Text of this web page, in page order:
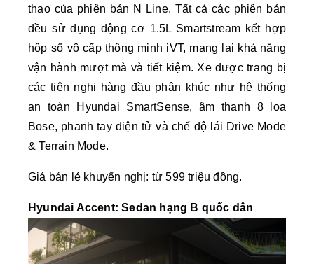
thao của phiên bản N Line. Tất cả các phiên bản
đều sử dụng động cơ 1.5L Smartstream kết hợp
hộp số vô cấp thông minh iVT, mang lại khả năng
vận hành mượt mà và tiết kiệm. Xe được trang bị
các tiện nghi hàng đầu phân khúc như hệ thống
an toàn Hyundai SmartSense, âm thanh 8 loa
Bose, phanh tay điện tử và chế độ lái Drive Mode
& Terrain Mode.
Giá bán lẻ khuyến nghị: từ 599 triệu đồng.
Hyundai Accent: Sedan hạng B quốc dân